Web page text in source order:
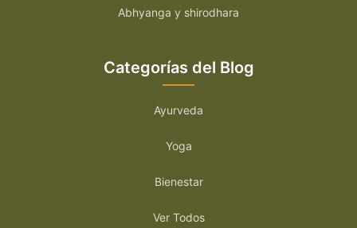
Abhyanga y shirodhara
Categorías del Blog
Ayurveda
Yoga
Bienestar
Ver Todos